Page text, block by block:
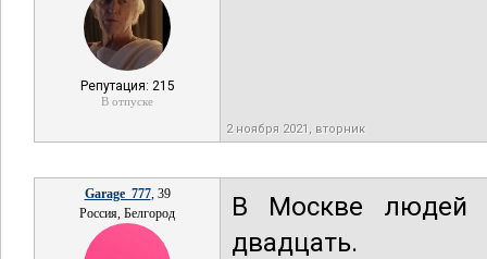
Репутация: 215
В отпуске
2 ноября 2021, вторник
Garage_777, 39
Россия, Белгород
В Москве людей
двадцать.